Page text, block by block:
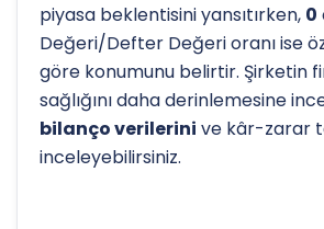
piyasa beklentisini yansıtırken, 0
Değeri/Defter Değeri oranı ise
göre konumunu belirtir. Şirketin
sağlığını daha derinlemesine
bilanço verilerini ve kâr-zarar
inceleyebilirsiniz.
Hissenin uzun vadeli trendini ve